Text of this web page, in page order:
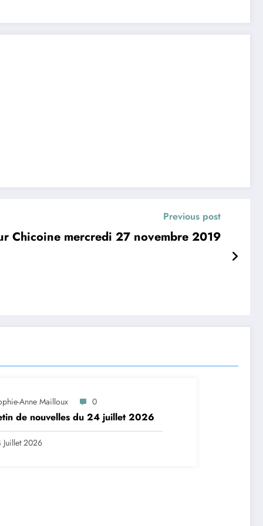
Previous post
Chicoine mercredi 27 novembre 2019
Anne Mailloux 0
de nouvelles du 24 juillet 2026
Juillet 2026